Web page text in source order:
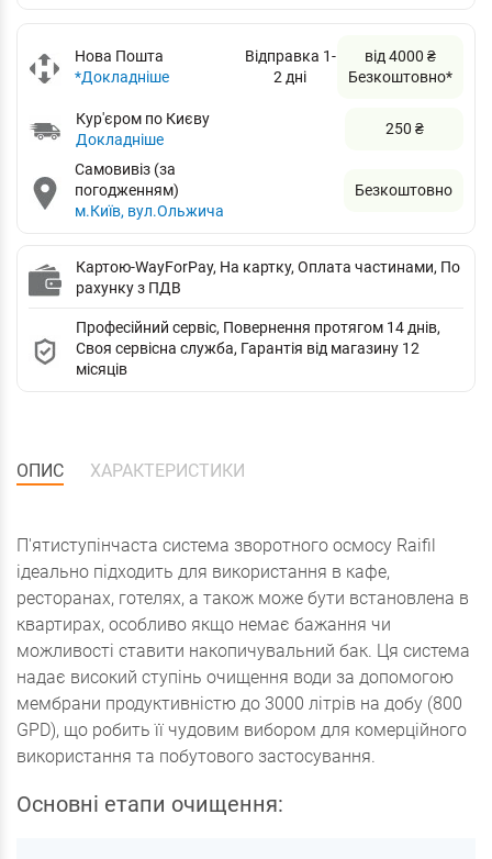
Нова Пошта
*Докладніше
Відправка 1-
2 дні
від 4000 ₴
Безкоштовно*
Кур'єром по Києву
Докладніше
250 ₴
Самовивіз (за
погодженням)
м.Київ, вул.Ольжича
Безкоштовно
Картою-WayForPay, На картку, Оплата частинами, По
рахунку з ПДВ
Професійний сервіс, Повернення протягом 14 днів,
Своя сервісна служба, Гарантія від магазину 12
місяців
ОПИС ХАРАКТЕРИСТИКИ
П'ятиступінчаста система зворотного осмосу Raifil
ідеально підходить для використання в кафе,
ресторанах, готелях, а також може бути встановлена в
квартирах, особливо якщо немає бажання чи
можливості ставити накопичувальний бак. Ця система
надає високий ступінь очищення води за допомогою
мембрани продуктивністю до 3000 літрів на добу (800
GPD), що робить її чудовим вибором для комерційного
використання та побутового застосування.
Основні етапи очищення: